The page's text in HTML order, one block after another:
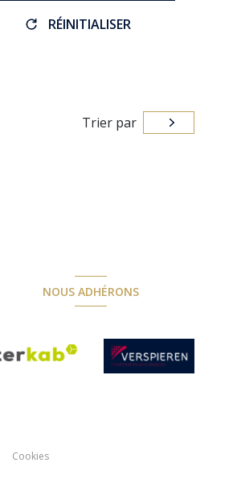
RÉINITIALISER
Trier par
NOUS ADHÉRONS
Cookies